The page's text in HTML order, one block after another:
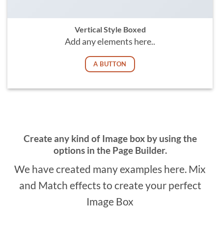
Vertical Style Boxed
Add any elements here..
A BUTTON
Create any kind of Image box by using the
options in the Page Builder.
We have created many examples here. Mix
and Match effects to create your perfect
Image Box